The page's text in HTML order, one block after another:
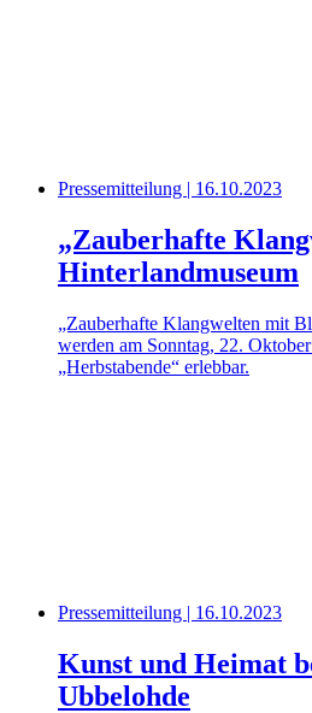
Pressemitteilung | 16.10.2023
„Zauberhafte
Hinterlandmuseum
„Zauberhafte Klangwelten mit
werden am Sonntag, 22.
„Herbstabende“ erlebbar.
Pressemitteilung | 16.10.2023
Kunst und Heimat
Ubbelohde